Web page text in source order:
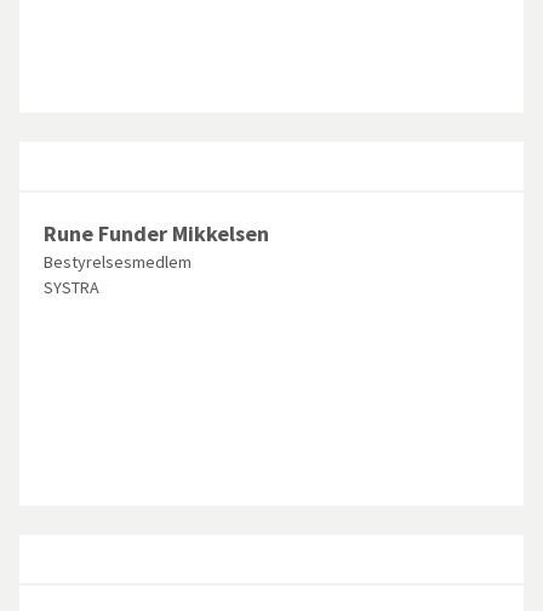
Rune Funder Mikkelsen
Bestyrelsesmedlem
SYSTRA